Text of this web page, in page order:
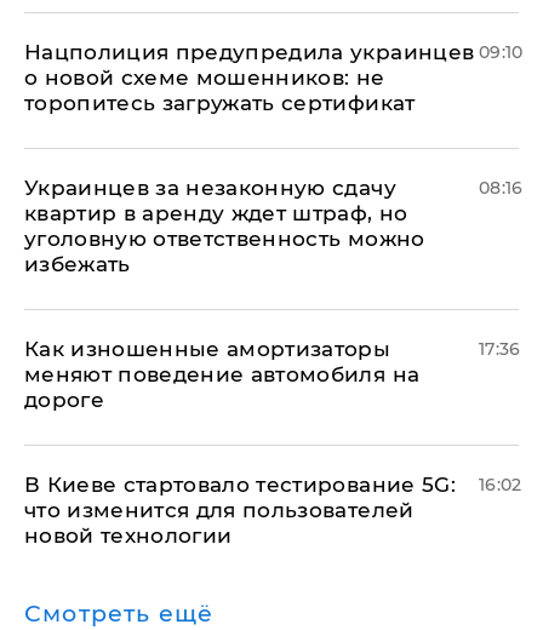
Нацполиция предупредила украинцев
о новой схеме мошенников: не
торопитесь загружать сертификат
09:10
Украинцев за незаконную сдачу
квартир в аренду ждет штраф, но
уголовную ответственность можно
избежать
08:16
Как изношенные амортизаторы
меняют поведение автомобиля на
дороге
17:36
В Киеве стартовало тестирование 5G:
что изменится для пользователей
новой технологии
16:02
Смотреть ещё